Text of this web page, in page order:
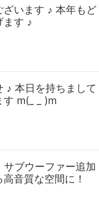
います ♪ 本年もど
ます ♪
♪ 本日を持ちまして
m(_ _ )m
ブウーファー追加
音質な空間に！